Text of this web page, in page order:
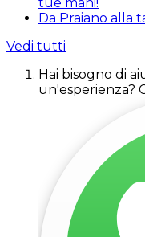
tue mani!
Da Praiano alla
Vedi tutti
Hai bisogno di
un'esperienza?